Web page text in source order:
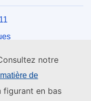
notre
de
figurant en bas
de contact
de l’UE